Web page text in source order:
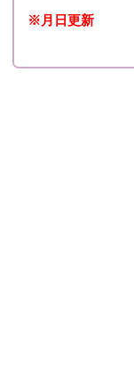
※月日更新